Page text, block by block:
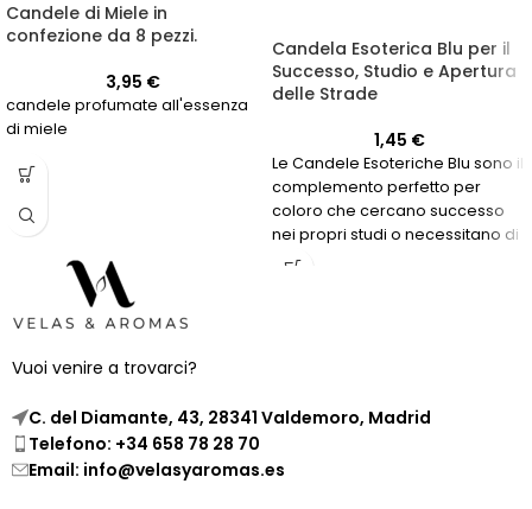
Candele di Miele in
confezione da 8 pezzi.
3,95 €
candele profumate all'essenza
di miele
Candela Esoterica Blu per il
Successo, Studio e Apertura
delle Strade
1,45 €
Le Candele Esoteriche Blu sono il
complemento perfetto per
coloro che cercano successo
nei propri studi o necessitano di
una via d'apertura per
Vuoi venire a trovarci?
C. del Diamante, 43, 28341 Valdemoro, Madrid
Telefono: +34 658 78 28 70
Email: info@velasyaromas.es